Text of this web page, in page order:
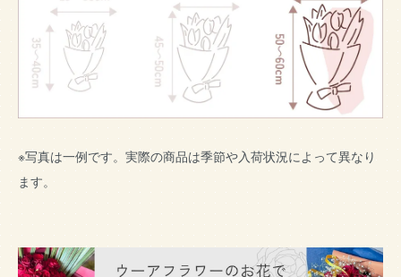
※写真は一例です。実際の商品は季節や入荷状況によって異なり
ます。